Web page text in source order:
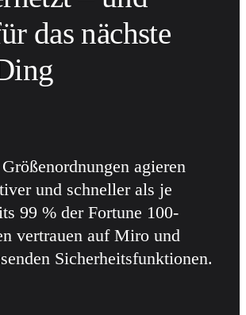
das nächste
agieren
und schneller als je
99 % der Fortune 100-
vertrauen auf Miro und
Sicherheitsfunktionen.